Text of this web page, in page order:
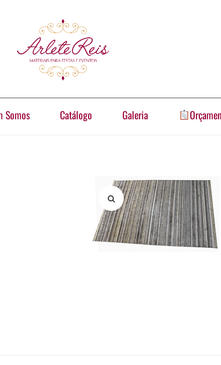
Somos Catálogo Galeria